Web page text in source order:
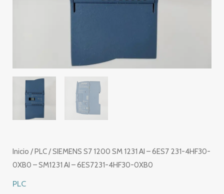
Inicio /PLC/ SIEMENS S7 1200 SM 1231 AI – 6ES7 231-4HF30-
0XB0 – SM1231 AI – 6ES7231-4HF30-0XB0
PLC